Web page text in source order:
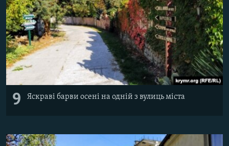
9 Яскраві барви осені на одній з вулиць міста